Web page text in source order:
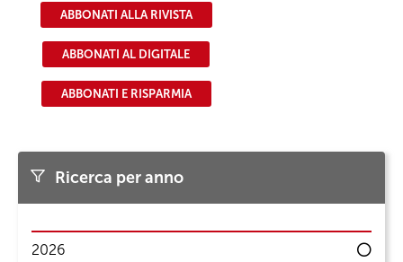
ABBONATI ALLA RIVISTA
ABBONATI AL DIGITALE
ABBONATI E RISPARMIA
Ricerca per anno
2026